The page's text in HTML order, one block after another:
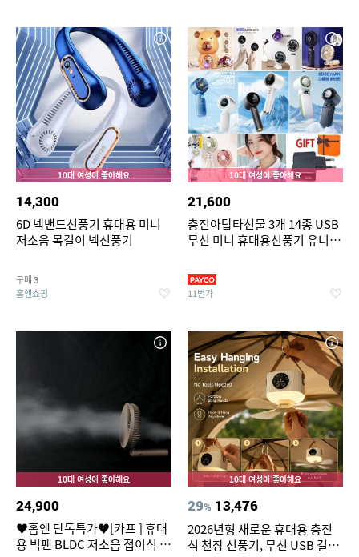
10대 여성이 좋아해요
14,300
6D 넥밴드선풍기 휴대용 미니
저소음 목걸이 넥선풍기
구매 3
홈앤쇼핑
10대 여성이 좋아해요
21,600
충전아답타선물 3개 14종 USB
무선 미니 휴대용선풍기 유니영
풍기 터보제트팬 목걸이선풍 여
름 단체선물 기프트 판촉물 인쇄
11번가
10대 여성이 좋아해요
24,900
♥홈앤 단독특가♥[카프 ] 휴대
용 빅팬 BLDC 저소음 접이식 손
10대 여성이 좋아해요
29% 13,476
2026년형 새로운 휴대용 충전
식 천장 선풍기, 무선 USB 걸이